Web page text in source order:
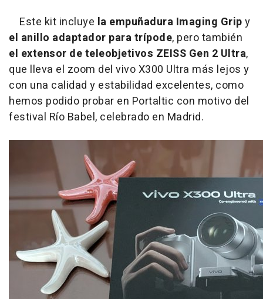
Este kit incluye la empuñadura Imaging Gripy
el anillo adaptador para trípode, pero también
el extensor de teleobjetivos ZEISS Gen 2 Ultra,
que lleva el zoom del vivo X300 Ultra más lejos y
con una calidad y estabilidad excelentes, como
hemos podido probar en Portaltic con motivo del
festival Río Babel, celebrado en Madrid.